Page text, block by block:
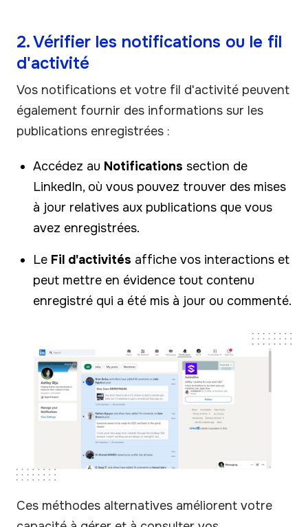
2. Vérifier les notifications ou le fil
d'activité
Vos notifications et votre fil d'activité peuvent
également fournir des informations sur les
publications enregistrées :
Accédez au Notifications section de
LinkedIn, où vous pouvez trouver des mises
à jour relatives aux publications que vous
avez enregistrées.
Le Fil d'activités affiche vos interactions et
peut mettre en évidence tout contenu
enregistré qui a été mis à jour ou commenté.
Ces méthodes alternatives améliorent votre